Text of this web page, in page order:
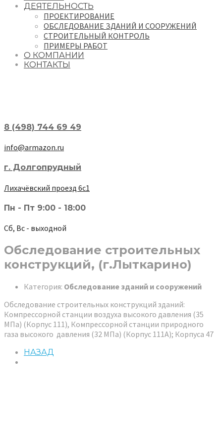
ДЕЯТЕЛЬНОСТЬ
ПРОЕКТИРОВАНИЕ
ОБСЛЕДОВАНИЕ ЗДАНИЙ И СООРУЖЕНИЙ
СТРОИТЕЛЬНЫЙ КОНТРОЛЬ
ПРИМЕРЫ РАБОТ
О КОМПАНИИ
КОНТАКТЫ
8 (498) 744 69 49
info@armazon.ru
г. Долгопрудный
Лихачёвский проезд 6с1
Пн - Пт 9:00 - 18:00
Сб, Вс - выходной
Обследование строительных
конструкций, (г.Лыткарино)
Категория: Обследование зданий и сооружений
Обследование строительных конструкций зданий:
Компрессорной станции воздуха высокого давления (35
МПа) (Корпус 111), Компрессорной станции природного
газа высокого давления (32 МПа) (Корпус 111А); Корпуса 47
НАЗАД